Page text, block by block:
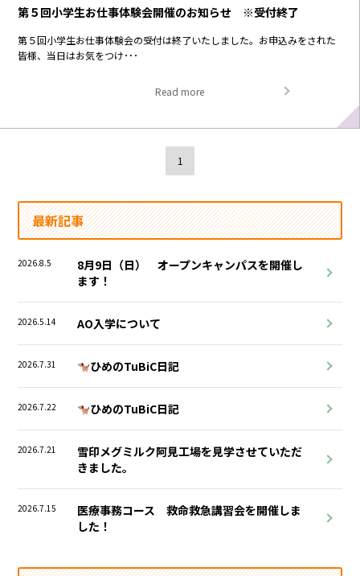
第５回小学生お仕事体験会開催のお知らせ ※受付終了
第５回小学生お仕事体験会の受付は終了いたしました。お申込みをされた
皆様、当日はお気をつけ･･･
Read more
1
最新記事
2026.8.5
8月9日（日） オープンキャンパスを開催し
ます！
2026.5.14 AO入学について
2026.7.31 ひめのTuBiC日記
2026.7.22 ひめのTuBiC日記
2026.7.21
雪印メグミルク阿見工場を見学させていただ
きました。
2026.7.15
医療事務コース 救命救急講習会を開催しま
した！